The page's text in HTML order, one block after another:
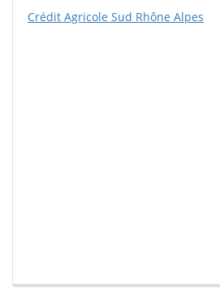
Crédit Agricole Sud Rhône Alpes